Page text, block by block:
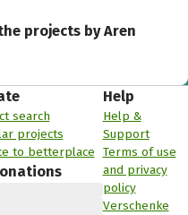
projects by Aren
search
projects
to betterplace
Help
Help &
Support
Terms of use
and privacy
policy
Verschenke